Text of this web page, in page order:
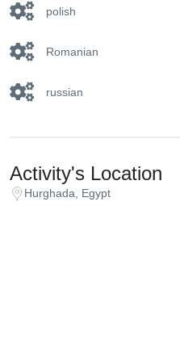
polish
Romanian
russian
Activity's Location
Hurghada, Egypt